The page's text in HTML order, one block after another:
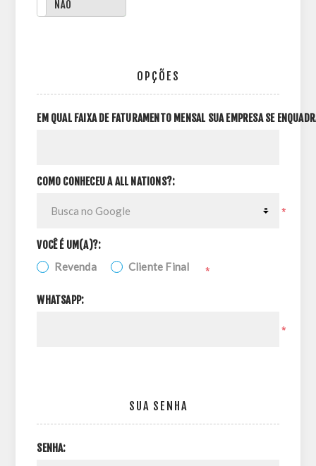
NÃO
OPÇÕES
EM QUAL FAIXA DE FATURAMENTO MENSAL SUA EMPRESA SE
COMO CONHECEU A ALL NATIONS?:
*
VOCÊ É UM(A)?:
Revenda Cliente Final *
WHATSAPP:
*
SUA SENHA
SENHA: